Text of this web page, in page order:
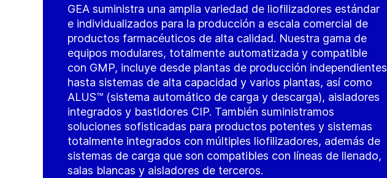
GEA suministra una amplia variedad de liofilizadores estándar
e individualizados para la producción a escala comercial de
productos farmacéuticos de alta calidad. Nuestra gama de
equipos modulares, totalmente automatizada y compatible
con GMP, incluye desde plantas de producción independientes
hasta sistemas de alta capacidad y varios plantas, así como
ALUS™ (sistema automático de carga y descarga), aisladores
integrados y bastidores CIP. También suministramos
soluciones sofisticadas para productos potentes y sistemas
totalmente integrados con múltiples liofilizadores, además de
sistemas de carga que son compatibles con líneas de llenado,
salas blancas y aisladores de terceros.